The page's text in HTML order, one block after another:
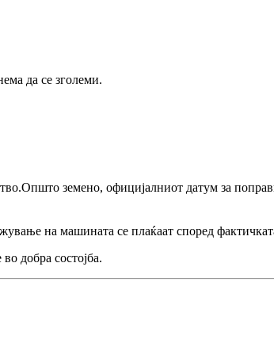
да се зголеми.
земено, официјалниот датум за
на машината се плаќаат според
добра состојба.